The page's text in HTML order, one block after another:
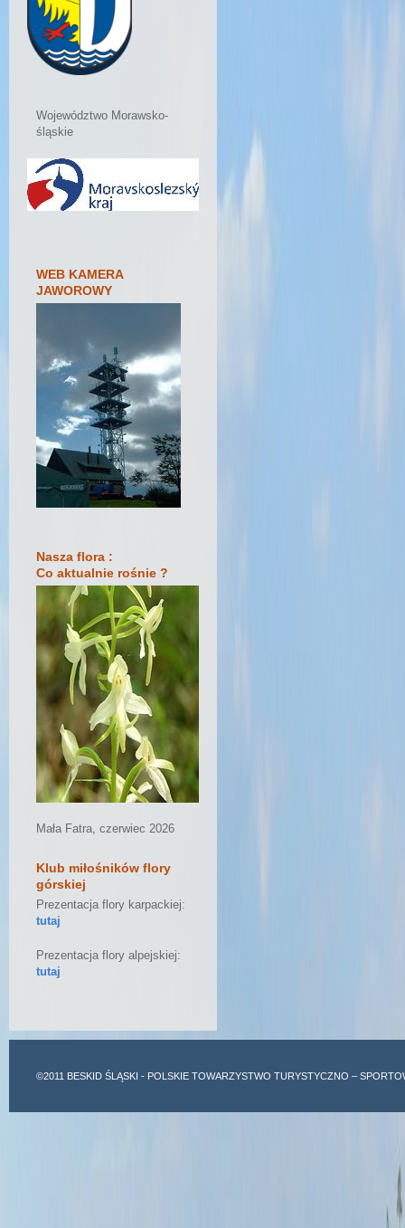
Województwo Morawsko-
śląskie
WEB KAMERA
JAWOROWY
Nasza flora :
Co aktualnie rośnie ?
Mała Fatra, czerwiec 2026
Klub miłośników flory
górskiej
Prezentacja flory karpackiej:
tutaj
Prezentacja flory alpejskiej:
tutaj
©2011 BESKID ŚLĄSKI - POLSKIE TOWARZYSTWO TURYSTYCZNO –